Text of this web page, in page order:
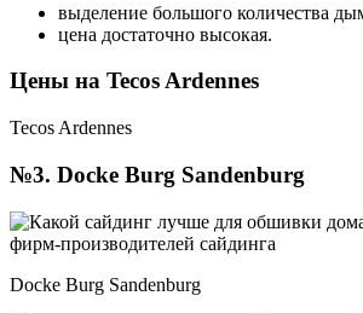
выделение большого количества
цена достаточно высокая.
Цены на Tecos Ardennes
Tecos Ardennes
№3. Docke Burg Sandenburg
Docke Burg Sandenburg